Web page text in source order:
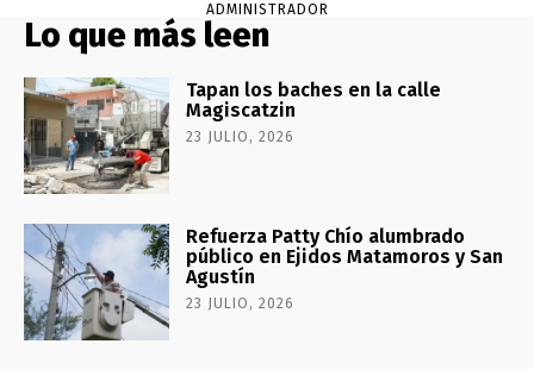
ADMINISTRADOR
Lo que más leen
Tapan los baches en la calle
Magiscatzin
23 JULIO, 2026
Refuerza Patty Chío alumbrado
público en Ejidos Matamoros y San
Agustín
23 JULIO, 2026